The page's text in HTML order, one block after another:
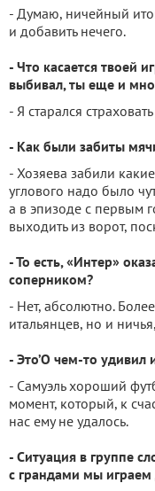
- Думаю, ничейный
и добавить нечего.
- Что касается твоей
выбивал, ты еще и
- Я старался
- Как были забиты
- Хозяева забили
углового надо было
а в эпизоде с первым
выходить из ворот,
- То есть, «Интер»
соперником?
- Нет, абсолютно.
итальянцев, но и
- Это’О чем-то
- Самуэль хороший
момент, который, к
нас ему не удалось.
- Ситуация в группе
с грандами мы